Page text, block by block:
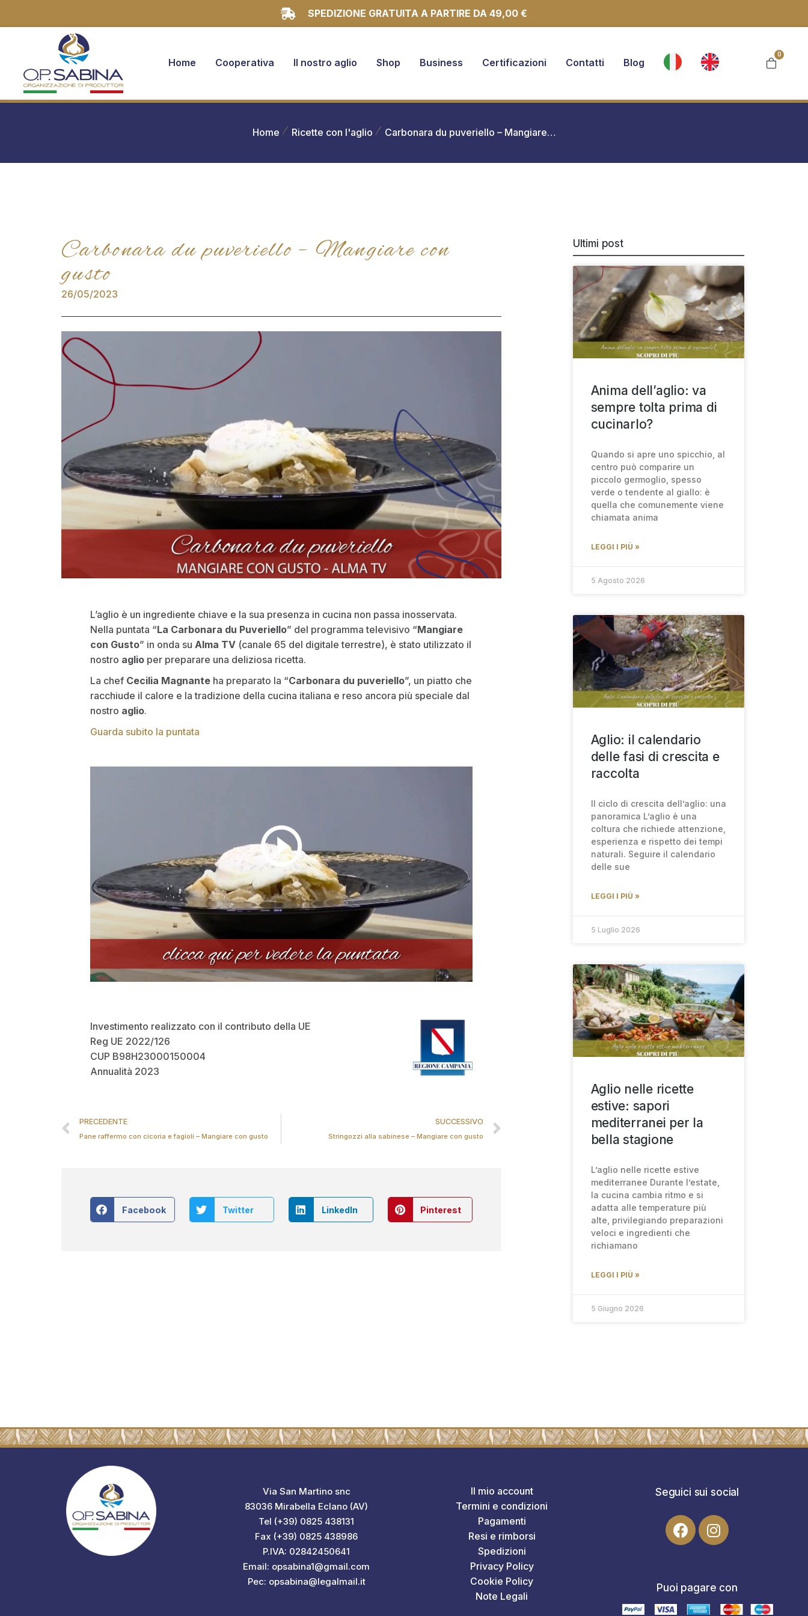
SPEDIZIONE GRATUITA A PARTIRE DA 49,00 €
Home Cooperativa Il nostro aglio Shop Business Certificazioni Contatti Blog
0
Home Ricette con l'aglio Carbonara du puveriello – Mangiare…
Carbonara du puveriello – Mangiare con
gusto
26/05/2023
L’aglio è un ingrediente chiave e la sua presenza in cucina non passa inosservata.
Nella puntata “La Carbonara du Puveriello” del programma televisivo “Mangiare
con Gusto” in onda su Alma TV (canale 65 del digitale terrestre), è stato utilizzato il
nostro aglio per preparare una deliziosa ricetta.
La chef Cecilia Magnante ha preparato la “Carbonara du puveriello”, un piatto che
racchiude il calore e la tradizione della cucina italiana e reso ancora più speciale dal
nostro aglio.
Guarda subito la puntata
Investimento realizzato con il contributo della UE
Reg UE 2022/126
CUP B98H23000150004
Annualità 2023
PRECEDENTE
Pane raffermo con cicoria e fagioli – Mangiare con gusto
SUCCESSIVO
Stringozzi alla sabinese – Mangiare con gusto
Facebook Twitter LinkedIn Pinterest
Ultimi post
Anima dell’aglio: va
sempre tolta prima di
cucinarlo?
Quando si apre uno spicchio, al
centro può comparire un
piccolo germoglio, spesso
verde o tendente al giallo: è
quella che comunemente viene
chiamata anima
LEGGI I PIÙ »
5 Agosto 2026
Aglio: il calendario
delle fasi di crescita e
raccolta
Il ciclo di crescita dell’aglio: una
panoramica L’aglio è una
coltura che richiede attenzione,
esperienza e rispetto dei tempi
naturali. Seguire il calendario
delle sue
LEGGI I PIÙ »
5 Luglio 2026
Aglio nelle ricette
estive: sapori
mediterranei per la
bella stagione
L’aglio nelle ricette estive
mediterranee Durante l’estate,
la cucina cambia ritmo e si
adatta alle temperature più
alte, privilegiando preparazioni
veloci e ingredienti che
richiamano
LEGGI I PIÙ »
5 Giugno 2026
Via San Martino snc
83036 Mirabella Eclano (AV)
Tel (+39) 0825 438131
Fax (+39) 0825 438986
P.IVA: 02842450641
Email: opsabina1@gmail.com
Pec: opsabina@legalmail.it
Il mio account
Termini e condizioni
Pagamenti
Resi e rimborsi
Spedizioni
Privacy Policy
Cookie Policy
Note Legali
Seguici sui social
Puoi pagare con